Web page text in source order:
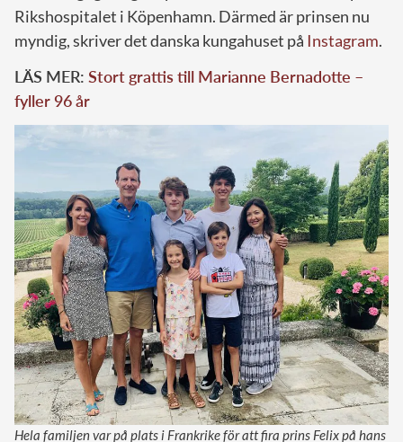
Rikshospitalet i Köpenhamn. Därmed är prinsen nu
myndig, skriver det danska kungahuset på Instagram.
LÄS MER: Stort grattis till Marianne Bernadotte –
fyller 96 år
Hela familjen var på plats i Frankrike för att fira prins Felix på hans